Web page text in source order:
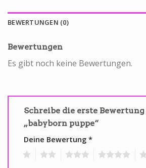
BEWERTUNGEN (0)
Bewertungen
Es gibt noch keine Bewertungen.
Schreibe die erste
„babyborn puppe“
Deine Bewertung *